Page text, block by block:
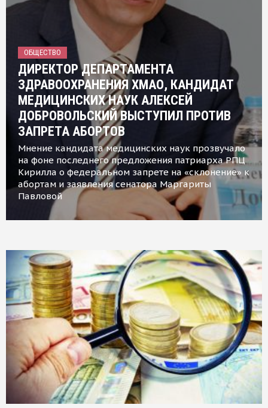
ОБЩЕСТВО
ДИРЕКТОР ДЕПАРТАМЕНТА
ЗДРАВООХРАНЕНИЯ ХМАО, КАНДИДАТ
МЕДИЦИНСКИХ НАУК АЛЕКСЕЙ
ДОБРОВОЛЬСКИЙ ВЫСТУПИЛ ПРОТИВ
ЗАПРЕТА АБОРТОВ
Мнение кандидата медицинских наук прозвучало
на фоне последнего предложения патриарха РПЦ
Кирилла о федеральном запрете на «склонение» к
абортам и заявления сенатора Маргариты
Павловой